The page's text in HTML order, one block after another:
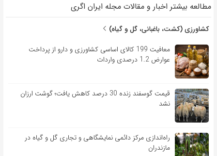
مطالعه بیشتر اخبار و مقالات مجله ایران اگری
کشاورزی (کشت، باغبانی، گل و گیاه)
معافیت 199 کالای اساسی کشاورزی و دارو از پرداخت
عوارض 1.2 درصدی واردات
قیمت گوسفند زنده 30 درصد کاهش یافت؛ گوشت ارزان
نشد
راه‌اندازی مرکز دائمی نمایشگاهی و تجاری گل و گیاه در
مازندران